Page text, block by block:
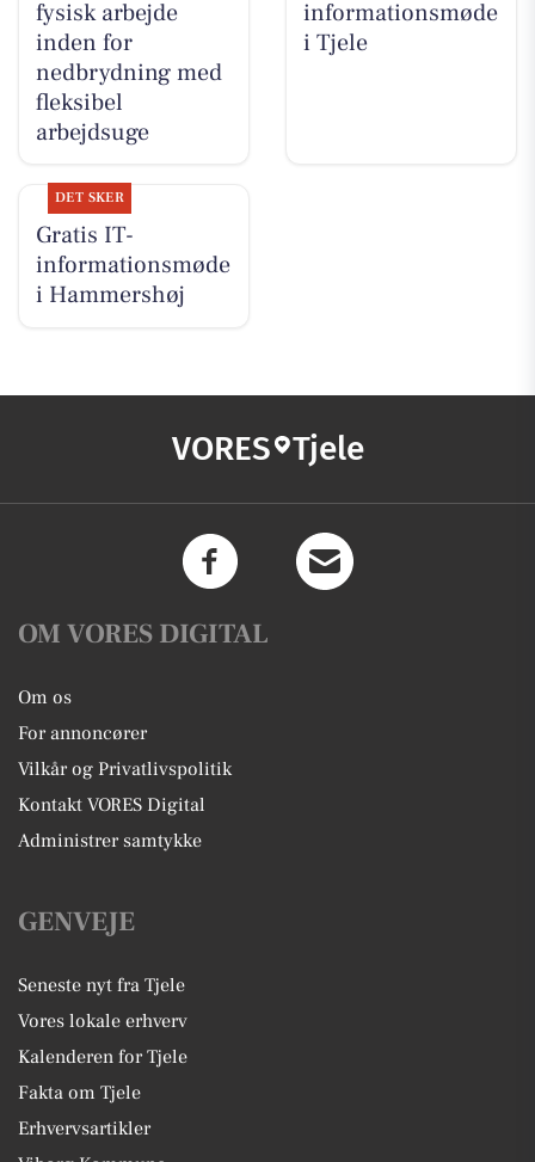
fysisk arbejde
inden for
nedbrydning med
fleksibel
arbejdsuge
informationsmøde
i Tjele
DET SKER
Gratis IT-
informationsmøde
i Hammershøj
VORES Tjele
OM VORES DIGITAL
Om os
For annoncører
Vilkår og Privatlivspolitik
Kontakt VORES Digital
Administrer samtykke
GENVEJE
Seneste nyt fra Tjele
Vores lokale erhverv
Kalenderen for Tjele
Fakta om Tjele
Erhvervsartikler